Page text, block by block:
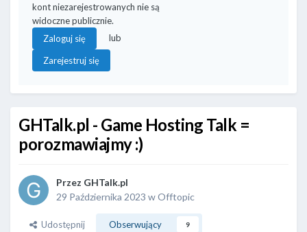
kont niezarejestrowanych nie są
widoczne publicznie.
Zaloguj się
lub
Zarejestruj się
GHTalk.pl - Game Hosting Talk =
porozmawiajmy :)
Przez GHTalk.pl
29 Października 2023 wOfftopic
Udostępnij Obserwujący 9